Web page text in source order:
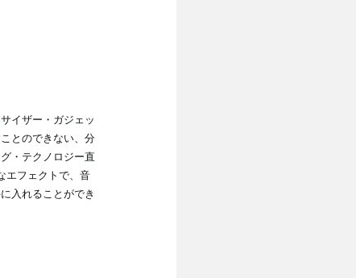
イザー・ガジェッ
とのできない、分
・テクノロジー直
エフェクトで、音
入れることができ